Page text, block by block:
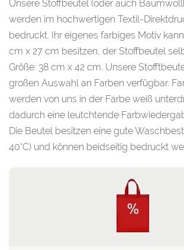
Unsere Stoffbeutel (oder auch
werden im hochwertigen Textil-
bedruckt. Ihr eigenes farbiges Motiv
cm x 27 cm besitzen, der Stoffbeutel
Größe: 38 cm x 42 cm. Unsere
großen Auswahl an Farben verfügbar.
werden von uns in der Farbe weiß
dadurch eine leutchtende
Die Beutel besitzen eine gute
40°C) und können beidseitig bedruckt